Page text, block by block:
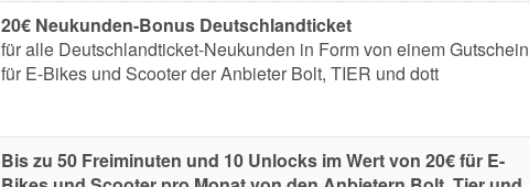
20€ Neukunden-Bonus Deutschlandticket
für alle Deutschlandticket-Neukunden in Form von einem Gutschein
für E-Bikes und Scooter der Anbieter Bolt, TIER und dott
Bis zu 50 Freiminuten und 10 Unlocks im Wert von 20€ für E-